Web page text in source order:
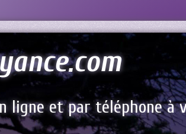
ligne et par téléphone à